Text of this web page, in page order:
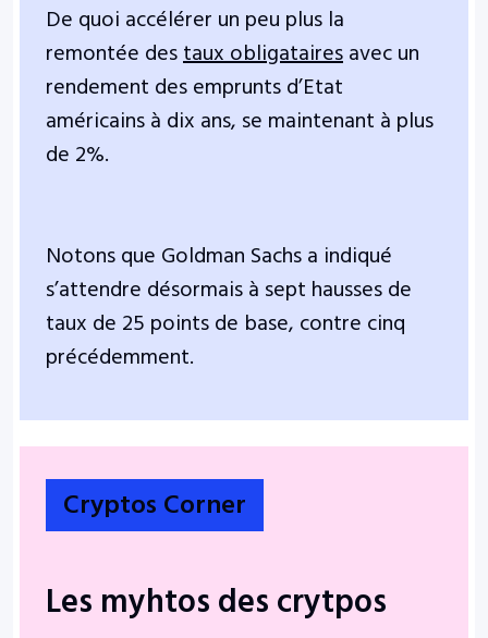
De quoi accélérer un peu plus la
remontée destaux obligatairesavec un
rendement des emprunts d’Etat
américains à dix ans, se maintenant à plus
de 2%.
Notons que Goldman Sachs a indiqué
s’attendre désormais à sept hausses de
taux de 25 points de base, contre cinq
précédemment.
Cryptos Corner
Les myhtos des crytpos